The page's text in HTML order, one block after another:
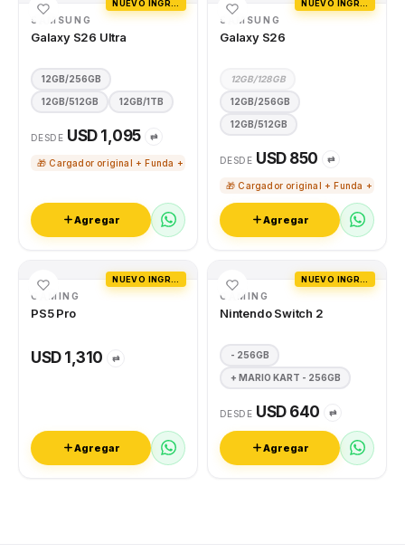
SAMSUNG
Galaxy S26 Ultra
12GB/256GB
12GB/512GB 12GB/1TB
DESDE USD 1,095 ⇄
🎁 Cargador original + Funda + Vidrio templado
Agregar
SAMSUNG
Galaxy S26
12GB/128GB
12GB/256GB
12GB/512GB
DESDE USD 850 ⇄
🎁 Cargador original + Funda +
Agregar
GAMING
PS5 Pro
USD 1,310 ⇄
Agregar
GAMING
Nintendo Switch 2
- 256GB
+ MARIO KART - 256GB
DESDE USD 640 ⇄
Agregar